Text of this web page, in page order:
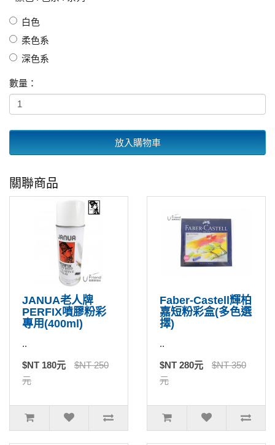
白色
柔色系
深色系
數量：
放入購物車
關聯商品
JANUA老人牌
PERFIX噴膠粉彩
專用(400ml)
..
$NT 180元
$NT 250
元
Faber-Castell輝柏
嘉短粉彩盒(多色選
擇)
..
$NT 280元
$NT 350
元